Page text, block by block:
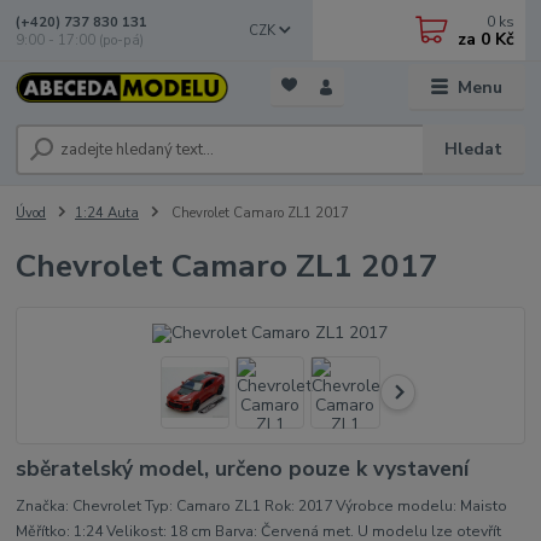
Menu
CZK
Hledat
(+420) 737 830 131
9:00 - 17:00 (po-pá)
0 ks
za 0 Kč
Úvod 1:24 Auta Chevrolet Camaro ZL1 2017
Chevrolet Camaro ZL1 2017
sběratelský model, určeno pouze k vystavení
Značka: Chevrolet Typ: Camaro ZL1 Rok: 2017 Výrobce modelu: Maisto
Měřítko: 1:24 Velikost: 18 cm Barva: Červená met. U modelu lze otevřít